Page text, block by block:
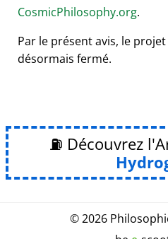
CosmicPhilosophy.org.
Par le présent avis, le projet
désormais fermé.
⛽ Découvrez
© 2026